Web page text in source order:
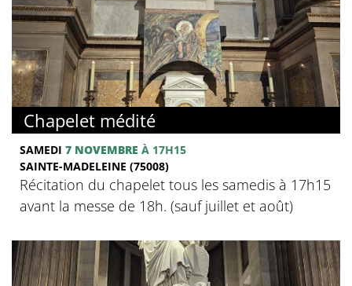
Chapelet médité
SAMEDI 7 NOVEMBRE À 17H15
SAINTE-MADELEINE (75008)
Récitation du chapelet tous les samedis à 17h15
avant la messe de 18h. (sauf juillet et août)